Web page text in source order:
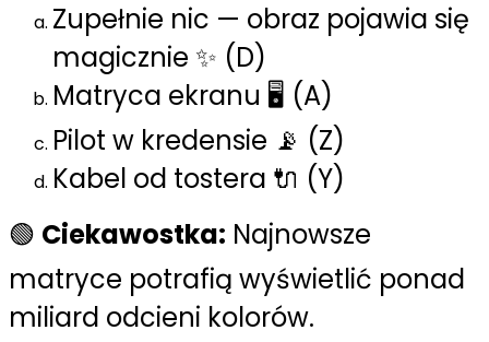
Zupełnie nic — obraz pojawia się
magicznie ✨ (D)
Matryca ekranu 🖥️ (A)
Pilot w kredensie 📡 (Z)
Kabel od tostera 🔌 (Y)
🟢 Ciekawostka: Najnowsze
matryce potrafią wyświetlić ponad
miliard odcieni kolorów.